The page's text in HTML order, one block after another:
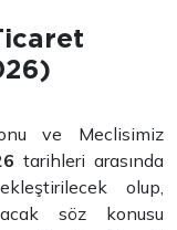
ve Meclisimiz
tarihleri arasında
olup,
söz konusu